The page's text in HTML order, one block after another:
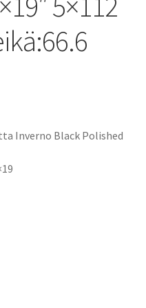
Inverno Black Polished